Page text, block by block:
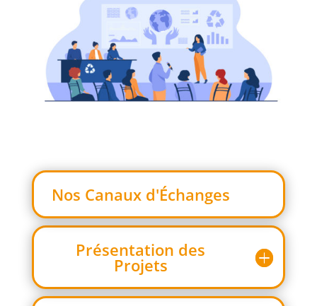
Nos Canaux d'Échanges
Présentation des
Projets